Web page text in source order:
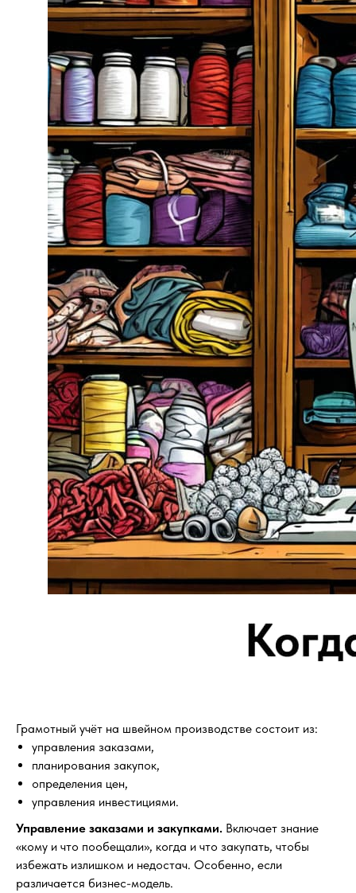
Грамотный учёт на швейном производстве состоит из:
управления заказами,
планирования закупок,
определения цен,
управления инвестициями.
Управление заказами и закупками. Включает знание
«кому и что пообещали», когда и что закупать, чтобы
избежать излишком и недостач. Особенно, если
различается бизнес-модель.